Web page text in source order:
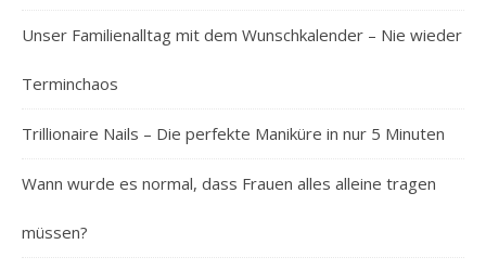
Unser Familienalltag mit dem Wunschkalender – Nie wieder
Terminchaos
Trillionaire Nails – Die perfekte Maniküre in nur 5 Minuten
Wann wurde es normal, dass Frauen alles alleine tragen
müssen?